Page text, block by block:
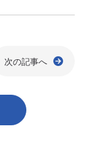
次の記事へ